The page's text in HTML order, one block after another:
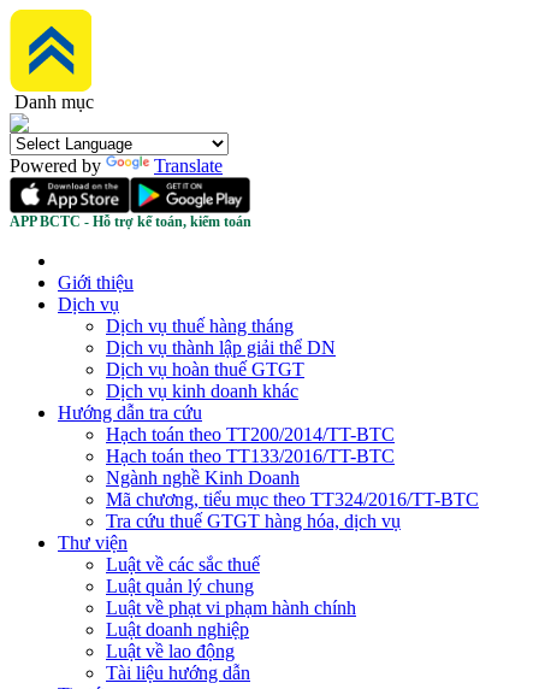
Danh mục
Powered by Translate
APP BCTC - Hỗ trợ kế toán, kiểm toán
Giới thiệu
Dịch vụ
Dịch vụ thuế hàng tháng
Dịch vụ thành lập giải thể DN
Dịch vụ hoàn thuế GTGT
Dịch vụ kinh doanh khác
Hướng dẫn tra cứu
Hạch toán theo TT200/2014/TT-BTC
Hạch toán theo TT133/2016/TT-BTC
Ngành nghề Kinh Doanh
Mã chương, tiểu mục theo TT324/2016/TT-BTC
Tra cứu thuế GTGT hàng hóa, dịch vụ
Thư viện
Luật về các sắc thuế
Luật quản lý chung
Luật về phạt vi phạm hành chính
Luật doanh nghiệp
Luật về lao động
Tài liệu hướng dẫn